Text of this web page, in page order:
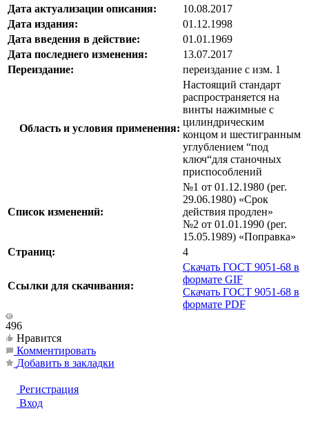
Дата актуализации описания:
10.08.2017
Дата издания:
01.12.1998
Дата введения в действие:
01.01.1969
Дата последнего изменения:
13.07.2017
Переиздание:
переиздание с изм. 1
Область и условия применения:
Настоящий стандарт
распространяется на
винты нажимные с
цилиндрическим
концом и шестигранным
углублением “под
ключ“для станочных
приспособлений
Список изменений:
№1 от 01.12.1980 (рег.
29.06.1980) «Срок
действия продлен»
№2 от 01.01.1990 (рег.
15.05.1989) «Поправка»
Страниц:
4
Ссылки для скачивания:
Скачать ГОСТ 9051-68 в
формате GIF
Скачать ГОСТ 9051-68 в
формате PDF
496
Нравится
Комментировать
Добавить в закладки
Регистрация
Вход